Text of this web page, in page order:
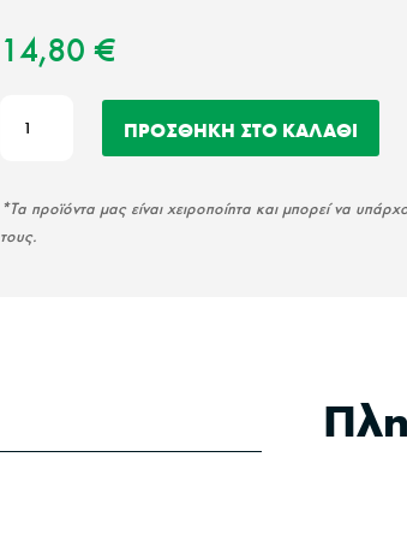
14,80€
“Σπέσιαλ”
ΠΡΟΣΘΉΚΗ ΣΤΟ ΚΑΛΆΘΙ
*Τα προϊόντα μας είναι χειροποίητα και μπορεί να
τους.